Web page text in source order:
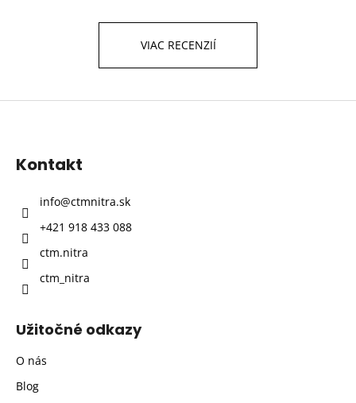
VIAC RECENZIÍ
Kontakt
info@ctmnitra.sk
+421 918 433 088
ctm.nitra
ctm_nitra
Užitočné odkazy
O nás
Blog